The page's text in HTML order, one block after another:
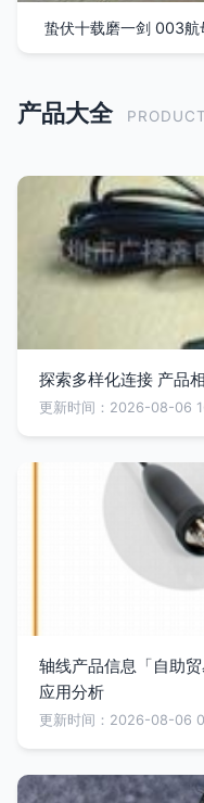
蛰伏十载磨一剑 003航
产品大全 PRODUCT
探索多样化连接 产品
更新时间：2026-08-06
轴线产品信息「自助
应用分析
更新时间：2026-08-06